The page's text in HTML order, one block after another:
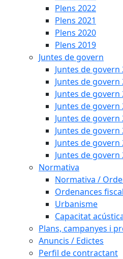
Plens 2022
Plens 2021
Plens 2020
Plens 2019
Juntes de govern
Juntes de govern
Juntes de govern
Juntes de govern
Juntes de govern
Juntes de govern
Juntes de govern
Juntes de govern
Juntes de govern
Normativa
Normativa /
Ordenances
Urbanisme
Capacitat
Plans, campanyes i
Anuncis / Edictes
Perfil de contractant